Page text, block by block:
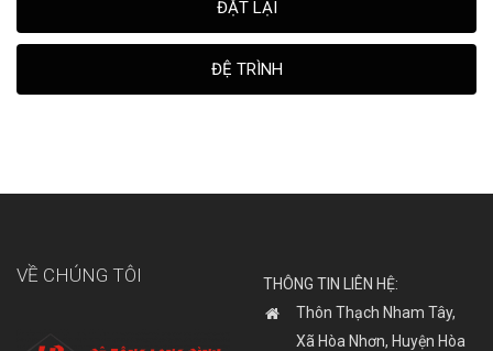
ĐẶT LẠI
ĐỆ TRÌNH
VỀ CHÚNG TÔI
THÔNG TIN LIÊN HỆ:
Thôn Thạch Nham Tây,
Xã Hòa Nhơn, Huyện Hòa